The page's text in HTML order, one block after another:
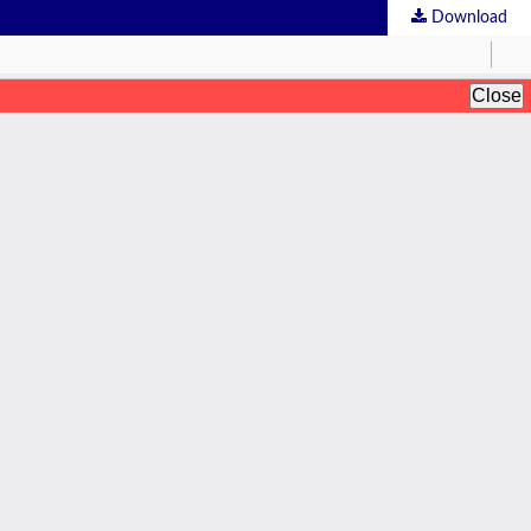
Download